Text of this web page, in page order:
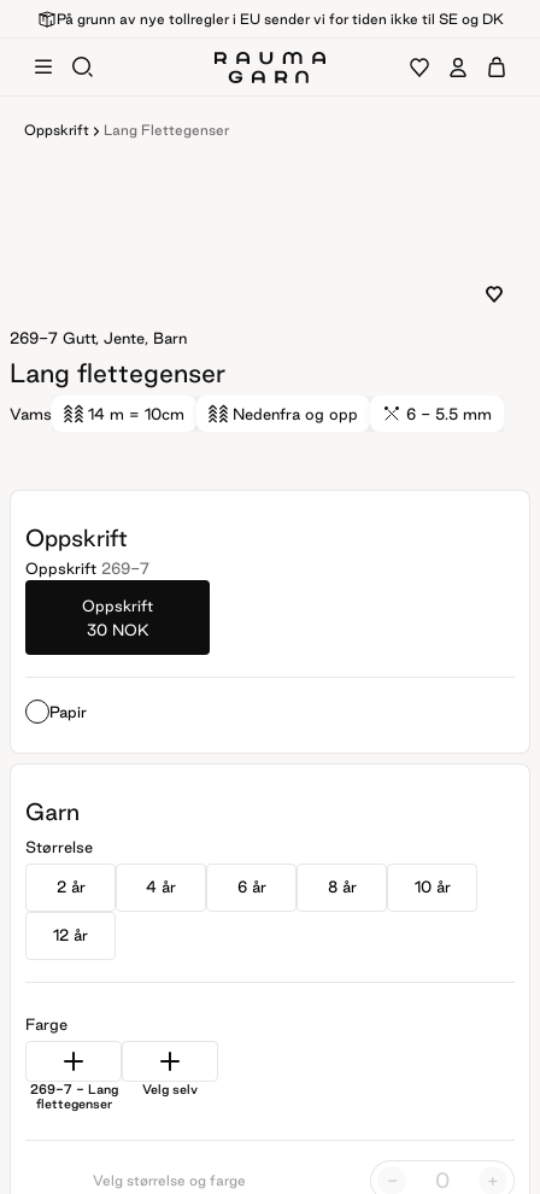
På grunn av nye tollregler i EU sender vi for tiden ikke til SE og DK
Oppskrift Lang Flettegenser
269-7 Gutt, Jente, Barn
Lang flettegenser
Vams 14 m = 10cm Nedenfra og opp 6 - 5.5 mm
Oppskrift
Oppskrift 269-7
Oppskrift
30 NOK
Papir
Garn
Størrelse
2 år 4 år 6 år 8 år 10 år
12 år
Farge
269-7 - Lang
flettegenser
Velg selv
Velg størrelse og farge - +